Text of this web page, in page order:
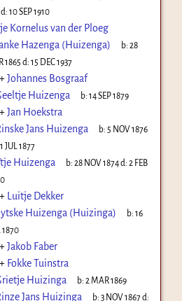
10 SEP 1910
Kornelus van der Ploeg
Hazenga (Huizenga) b:28
1865 d: 15 DEC 1937
+Johannes Bosgraaf
Huizenga b:14 SEP 1879
+Jan Hoekstra
Jans Huizenga b: 5 NOV 1876
JUL 1877
Huizenga b:28 NOV 1874d:2 FEB
+ Luitje Dekker
Huizenga (Huizinga) b:16
1870
+Jakob Faber
+ Fokke Tuinstra
Huizinga b:2 MAR 1869
Jans Huizinga b:3 NOV 1867d: